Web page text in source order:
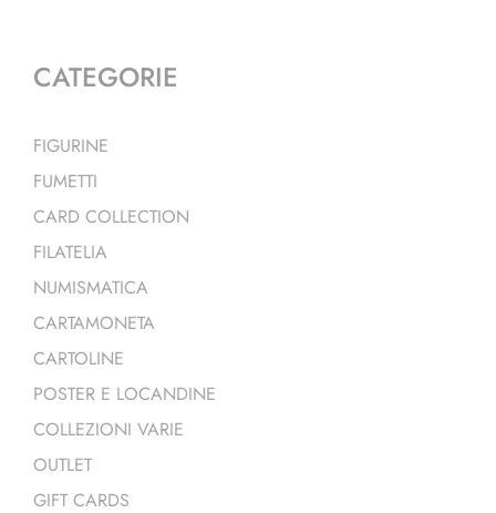
CATEGORIE
FIGURINE
FUMETTI
CARD COLLECTION
FILATELIA
NUMISMATICA
CARTAMONETA
CARTOLINE
POSTER E LOCANDINE
COLLEZIONI VARIE
OUTLET
GIFT CARDS